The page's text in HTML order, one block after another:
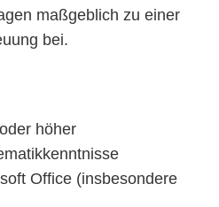
maßgeblich zu einer
bei.
höher
Office (insbesondere